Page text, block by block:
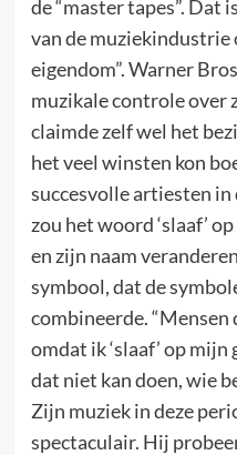
de “master tapes”. Dat
van de muziekindustrie
eigendom”. Warner
muzikale controle over
claimde zelf wel het
het veel winsten kon
succesvolle artiesten in
zou het woord ‘slaaf’
en zijn naam
symbool, dat de
combineerde. “Mensen
omdat ik ‘slaaf’ op
dat niet kan doen, wie
Zijn muziek in deze
spectaculair. Hij